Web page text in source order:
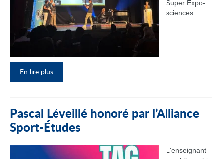
Super Expo-
sciences.
En lire plus
Pascal Léveillé honoré par l’Alliance
Sport-Études
L'enseignant